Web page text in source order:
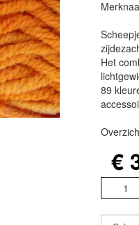
Het
89
€